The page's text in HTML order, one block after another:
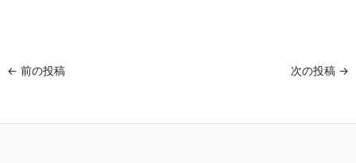
← 前の投稿 次の投稿 →